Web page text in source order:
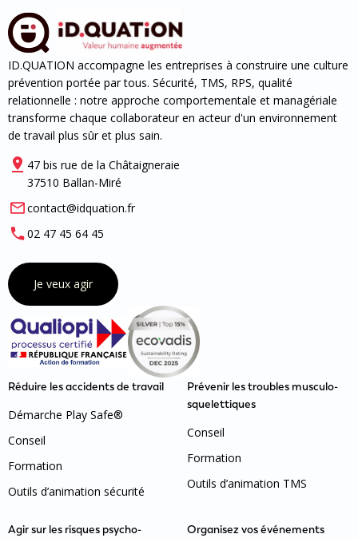
ID.QUATION accompagne les entreprises à construire une culture
prévention portée par tous. Sécurité, TMS, RPS, qualité
relationnelle : notre approche comportementale et managériale
transforme chaque collaborateur en acteur d'un environnement
de travail plus sûr et plus sain.
47 bis rue de la Châtaigneraie
37510 Ballan-Miré
contact@idquation.fr
02 47 45 64 45
Je veux agir
Réduire les accidents de travail
Démarche Play Safe®
Conseil
Formation
Outils d’animation sécurité
Prévenir les troubles musculo-
squelettiques
Conseil
Formation
Outils d’animation TMS
Agir sur les risques psycho-
Organisez vos événements